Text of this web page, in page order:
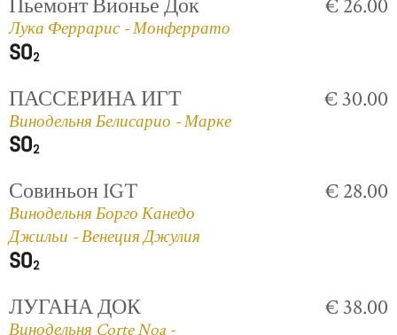
Пьемонт Вионье Док
Лука Феррарис - Монферрато
€ 26.00
ПАССЕРИНА ИГТ
Винодельня Белисарио - Марке
€ 30.00
Совиньон IGT
Винодельня Борго Канедо
Джильи - Венеция Джулия
€ 28.00
ЛУГАНА ДОК
Винодельня Corte Noa -
€ 38.00